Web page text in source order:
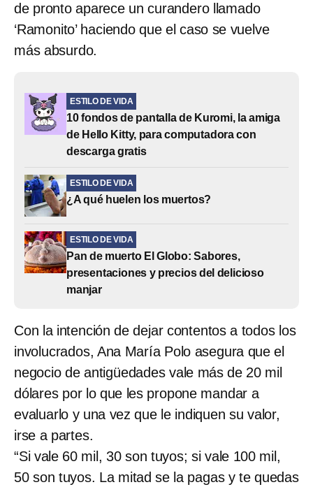
de pronto aparece un curandero llamado
‘Ramonito’ haciendo que el caso se vuelve
más absurdo.
ESTILO DE VIDA
10 fondos de pantalla de Kuromi, la amiga
de Hello Kitty, para computadora con
descarga gratis
ESTILO DE VIDA
¿A qué huelen los muertos?
ESTILO DE VIDA
Pan de muerto El Globo: Sabores,
presentaciones y precios del delicioso
manjar
Con la intención de dejar contentos a todos los
involucrados, Ana María Polo asegura que el
negocio de antigüedades vale más de 20 mil
dólares por lo que les propone mandar a
evaluarlo y una vez que le indiquen su valor,
irse a partes.
“Si vale 60 mil, 30 son tuyos; si vale 100 mil,
50 son tuyos. La mitad se la pagas y te quedas